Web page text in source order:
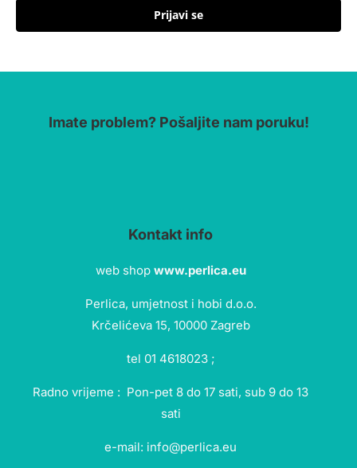
Prijavi se
Imate problem? Pošaljite nam poruku!
Kontakt info
web shop www.perlica.eu
Perlica, umjetnost i hobi d.o.o.
Krčelićeva 15, 10000 Zagreb
tel 01 4618023 ;
Radno vrijeme : Pon-pet 8 do 17 sati, sub 9 do 13
sati
e-mail: info@perlica.eu